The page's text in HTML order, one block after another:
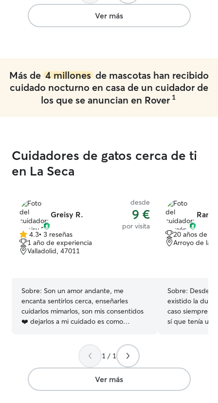
Ver más
Más de 4 millones de mascotas han recibido
cuidado nocturno en casa de un cuidador de
los que se anuncian en Rover 1
Cuidadores de gatos cerca de ti
en La Seca
Greisy R.
desde
9 €
por visita
4.3
de
5
4.3• 3 reseñas
1 año de experiencia
Valladolid, 47011
Sobre: Son un amor andante, me
encanta sentirlos cerca, enseñarles
cuidarlos mimarlos, son mis consentidos
❤️ dejarlos a mi cuidado es como
20 años de
Arroyo de la
Sobre: Desde
existido la
caso siempre
sí que tenía
estado en el
siempre te va
tierno.
1 / 1
Ver más